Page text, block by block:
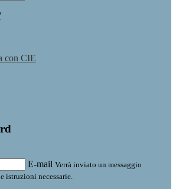
con CIE
E-mail Verrà inviato un messaggio
istruzioni necessarie.